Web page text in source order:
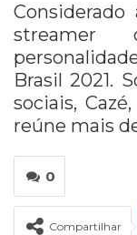
Brasil 2021.
sociais,
reúne mais
0
Compartilhar